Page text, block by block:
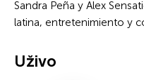
Sandra Peña y Alex
latina, entretenimiento y
Uživo